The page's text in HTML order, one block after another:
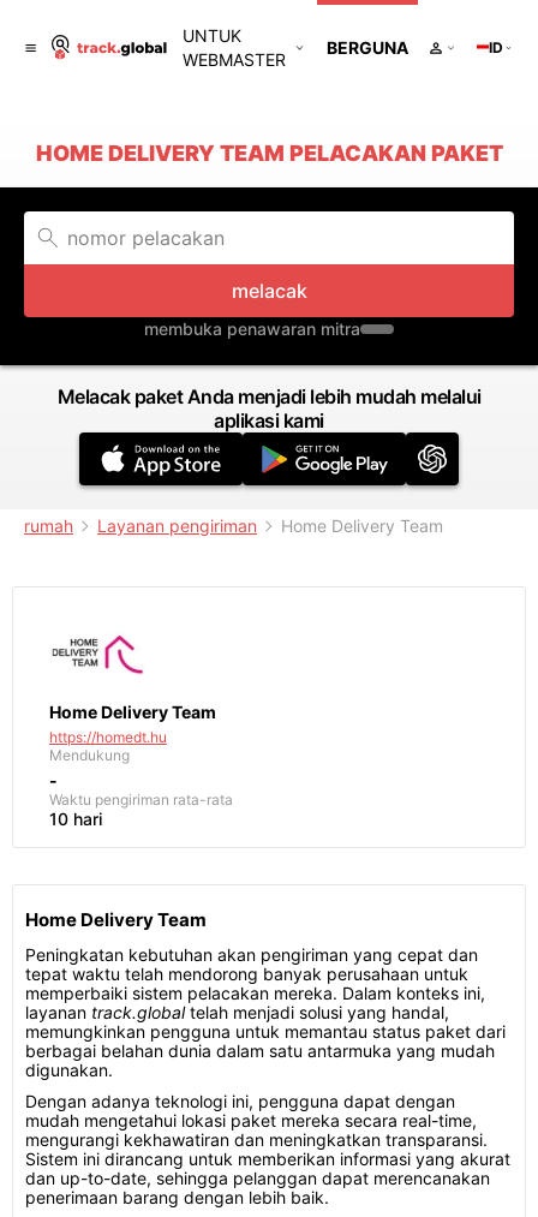
UNTUK
WEBMASTER
BERGUNA ID
HOME DELIVERY TEAM PELACAKAN PAKET
melacak
membuka penawaran mitra
Melacak paket Anda menjadi lebih mudah melalui
aplikasi kami
rumah Layanan pengiriman Home Delivery Team
Home Delivery Team
https://homedt.hu
Mendukung
-
Waktu pengiriman rata-rata
10 hari
Home Delivery Team
Peningkatan kebutuhan akan pengiriman yang cepat dan
tepat waktu telah mendorong banyak perusahaan untuk
memperbaiki sistem pelacakan mereka. Dalam konteks ini,
layanan track.globaltelah menjadi solusi yang handal,
memungkinkan pengguna untuk memantau status paket dari
berbagai belahan dunia dalam satu antarmuka yang mudah
digunakan.
Dengan adanya teknologi ini, pengguna dapat dengan
mudah mengetahui lokasi paket mereka secara real-time,
mengurangi kekhawatiran dan meningkatkan transparansi.
Sistem ini dirancang untuk memberikan informasi yang akurat
dan up-to-date, sehingga pelanggan dapat merencanakan
penerimaan barang dengan lebih baik.